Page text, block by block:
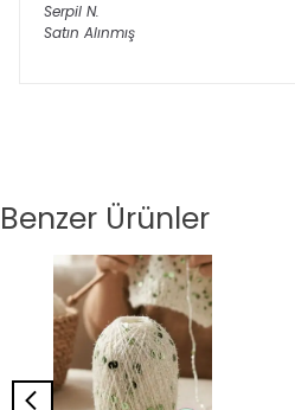
Serpil N.
Satın Alınmış
Benzer Ürünler